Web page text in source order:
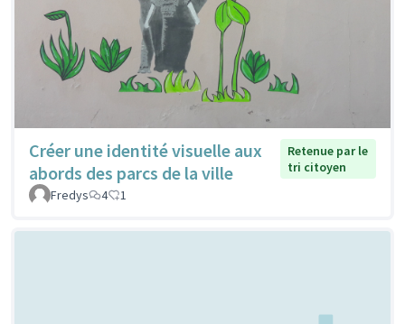
Créer une identité visuelle aux
abords des parcs de la ville
Retenue par le
tri citoyen
Fredys
4 1